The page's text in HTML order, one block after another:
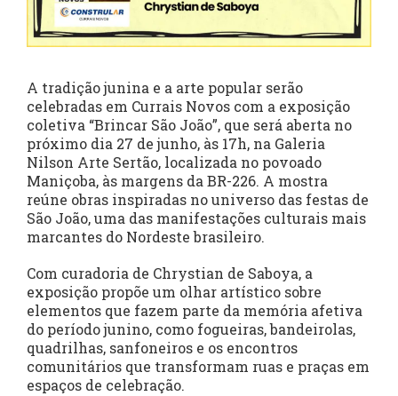
A tradição junina e a arte popular serão
celebradas em Currais Novos com a exposição
coletiva “Brincar São João”, que será aberta no
próximo dia 27 de junho, às 17h, na Galeria
Nilson Arte Sertão, localizada no povoado
Maniçoba, às margens da BR-226. A mostra
reúne obras inspiradas no universo das festas de
São João, uma das manifestações culturais mais
marcantes do Nordeste brasileiro.
Com curadoria de Chrystian de Saboya, a
exposição propõe um olhar artístico sobre
elementos que fazem parte da memória afetiva
do período junino, como fogueiras, bandeirolas,
quadrilhas, sanfoneiros e os encontros
comunitários que transformam ruas e praças em
espaços de celebração.